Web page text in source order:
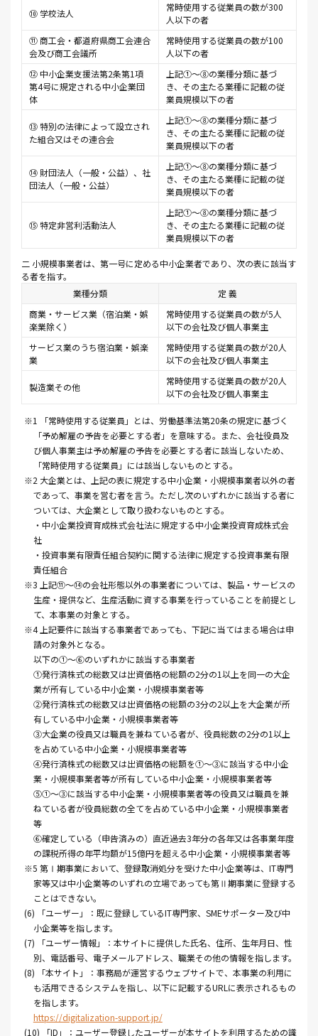
⑩ 学校法人
常時使用する従業員の数が300
人以下の者
⑪ 商工会・都道府県商工会連合
会及び商工会議所
常時使用する従業員の数が100
人以下の者
⑫ 中小企業支援法第2条第1項
第4号に規定される中小企業団
体
上記①～⑧の業種分類に基づ
き、その主たる業種に記載の従
業員規模以下の者
⑬ 特別の法律によって設立され
た組合又はその連合会
上記①～⑧の業種分類に基づ
き、その主たる業種に記載の従
業員規模以下の者
⑭ 財団法人（一般・公益）、社
団法人（一般・公益）
上記①～⑧の業種分類に基づ
き、その主たる業種に記載の従
業員規模以下の者
⑮ 特定非営利活動法人
上記①～⑧の業種分類に基づ
き、その主たる業種に記載の従
業員規模以下の者
二 小規模事業者は、第一号に定める中小企業者であり、次の表に該当す
る者を指す。
業種分類
定 義
商業・サービス業（宿泊業・娯
楽業除く）
常時使用する従業員の数が5人
以下の会社及び個人事業主
サービス業のうち宿泊業・娯楽
業
常時使用する従業員の数が20人
以下の会社及び個人事業主
製造業その他
常時使用する従業員の数が20人
以下の会社及び個人事業主
※1 「常時使用する従業員」とは、労働基準法第20条の規定に基づく
「予め解雇の予告を必要とする者」を意味する。また、会社役員及
び個人事業主は予め解雇の予告を必要とする者に該当しないため、
「常時使用する従業員」には該当しないものとする。
※2 大企業とは、上記の表に規定する中小企業・小規模事業者以外の者
であって、事業を営む者を言う。ただし次のいずれかに該当する者に
ついては、大企業として取り扱わないものとする。
・中小企業投資育成株式会社法に規定する中小企業投資育成株式会
社
・投資事業有限責任組合契約に関する法律に規定する投資事業有限
責任組合
※3 上記⑪～⑭の会社形態以外の事業者については、製品・サービスの
生産・提供など、生産活動に資する事業を行っていることを前提とし
て、本事業の対象とする。
※4 上記要件に該当する事業者であっても、下記に当てはまる場合は申
請の対象外となる。
以下の①〜⑥のいずれかに該当する事業者
①発行済株式の総数又は出資価格の総額の2分の1以上を同一の大企
業が所有している中小企業・小規模事業者等
②発行済株式の総数又は出資価格の総額の3分の2以上を大企業が所
有している中小企業・小規模事業者等
③大企業の役員又は職員を兼ねている者が、役員総数の2分の1以上
を占めている中小企業・小規模事業者等
④発行済株式の総数又は出資価格の総額を①～③に該当する中小企
業・小規模事業者等が所有している中小企業・小規模事業者等
⑤①～③に該当する中小企業・小規模事業者等の役員又は職員を兼
ねている者が役員総数の全てを占めている中小企業・小規模事業者
等
⑥確定している（申告済みの）直近過去3年分の各年又は各事業年度
の課税所得の年平均額が15億円を超える中小企業・小規模事業者等
※5 第Ⅰ期事業において、登録取消処分を受けた中小企業等は、IT専門
家等又は中小企業等のいずれの立場であっても第Ⅱ期事業に登録する
ことはできない。
(6) 「ユーザー」：既に登録しているIT専門家、SMEサポーター及び中
小企業等を指します。
(7) 「ユーザー情報」：本サイトに提供した氏名、住所、生年月日、性
別、電話番号、電子メールアドレス、職業その他の情報を指します。
(8) 「本サイト」：事務局が運営するウェブサイトで、本事業の利用に
も活用できるシステムを指し、以下に記載するURLに表示されるもの
を指します。
https://digitalization-support.jp/
(10) 「ID」：ユーザー登録したユーザーが本サイトを利用するための識